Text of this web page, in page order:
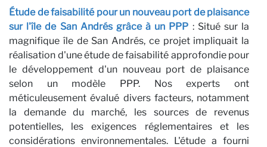
Étude de faisabilité pour un nouveau port de plaisance
sur l'île de San Andrés grâce à un PPP : Situé sur la
magnifique île de San Andrés, ce projet impliquait la
réalisation d'une étude de faisabilité approfondie pour
le développement d'un nouveau port de plaisance
selon un modèle PPP. Nos experts ont
méticuleusement évalué divers facteurs, notamment
la demande du marché, les sources de revenus
potentielles, les exigences réglementaires et les
considérations environnementales. L'étude a fourni
E-mail
J'ai lu et j'accepte la Politique de confidentialité*
S'ABONNER